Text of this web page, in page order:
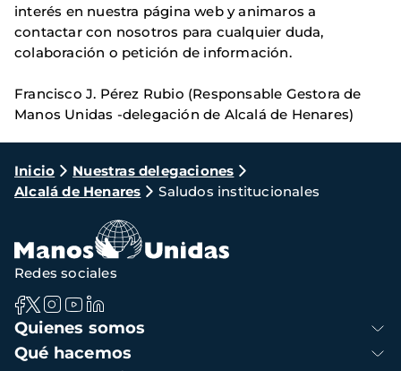
interés en nuestra página web y animaros a
contactar con nosotros para cualquier duda,
colaboración o petición de información.
Francisco J. Pérez Rubio (Responsable Gestora de
Manos Unidas -delegación de Alcalá de Henares)
Ruta
de
navegación
Inicio
Nuestras delegaciones
Alcalá de Henares
Saludos institucionales
Navegación
principal
Quienes somos
Qué hacemos
Redes sociales